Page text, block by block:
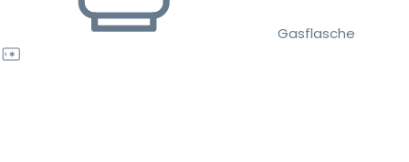
Gasflasche